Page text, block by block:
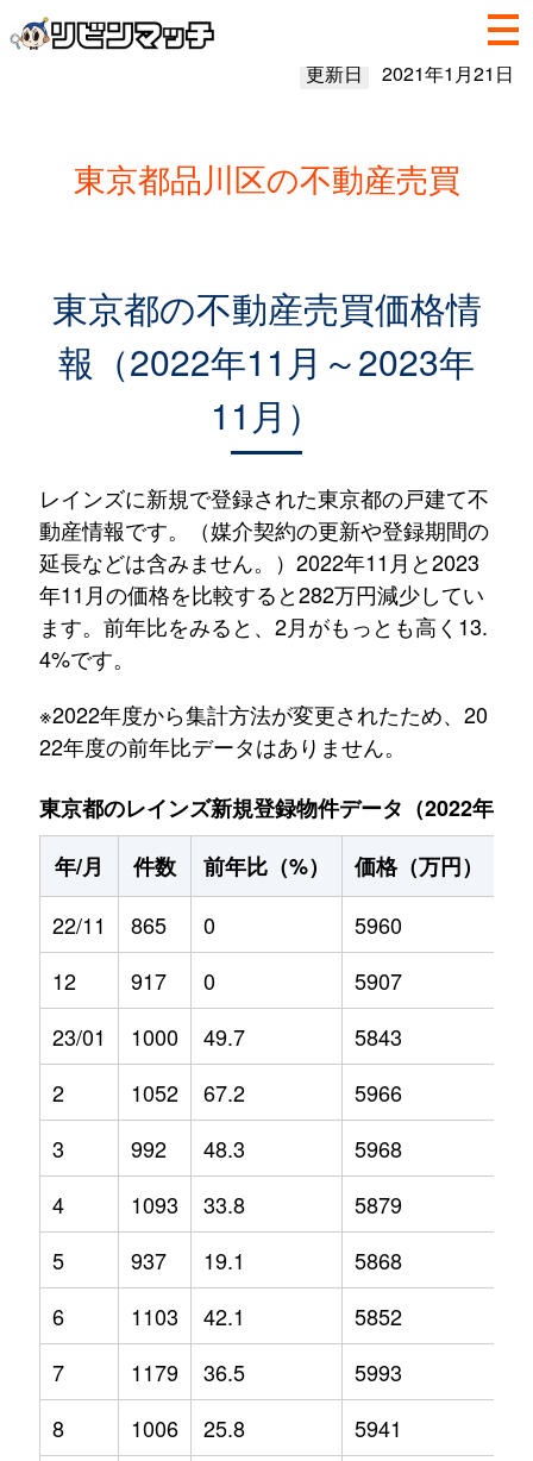
更新日 2021年1月21日
東京都品川区の不動産売買
東京都の不動産売買価格情
報（2022年11月～2023年
11月）
レインズに新規で登録された東京都の戸建て不
動産情報です。（媒介契約の更新や登録期間の
延長などは含みません。）2022年11月と2023
年11月の価格を比較すると282万円減少してい
ます。前年比をみると、2月がもっとも高く13.
4%です。
※2022年度から集計方法が変更されたため、20
22年度の前年比データはありません。
東京都のレインズ新規登録物件データ（2022年11
年/月
件数 前年比（%） 価格（万円）
22/11
865 0 5960
12
917 0 5907
23/01
1000 49.7 5843
2
1052 67.2 5966
3
992 48.3 5968
4
1093 33.8 5879
5
937 19.1 5868
6
1103 42.1 5852
7
1179 36.5 5993
8
1006 25.8 5941